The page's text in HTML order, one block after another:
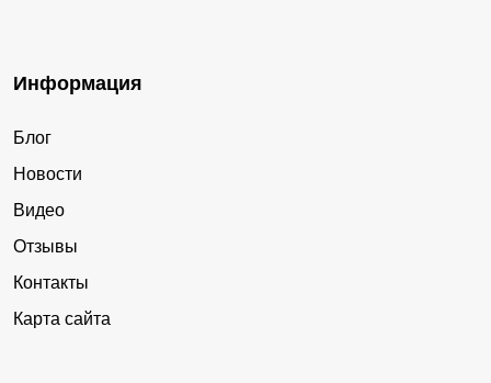
Информация
Блог
Новости
Видео
Отзывы
Контакты
Карта сайта